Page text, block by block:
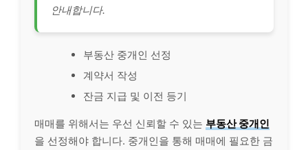
안내합니다.
부동산 중개인 선정
계약서 작성
잔금 지급 및 이전 등기
매매를 위해서는 우선 신뢰할 수 있는 부동산 중개인
을 선정해야 합니다. 중개인을 통해 매매에 필요한 금